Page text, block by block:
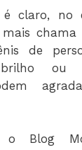
é claro,
de
ou
o Blog